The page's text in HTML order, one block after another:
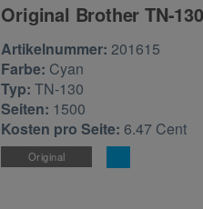
Original Brother TN-
Zur Artikelbewertung
Artikelnummer:201615
Farbe: Cyan
Typ:TN-130
Seiten: 1500
Kosten pro Seite: 6.47 Cent
Original